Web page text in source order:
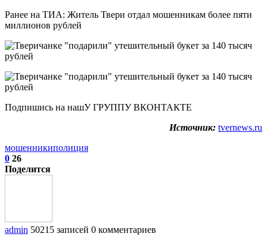
Ранее на ТИА: Житель Твери отдал мошенникам более пяти
миллионов рублей
Подпишись на нашУ ГРУППУ ВКОНТАКТЕ
Источник: tvernews.ru
мошенникиполиция
0 26
Поделится
admin 50215 записей 0 комментариев